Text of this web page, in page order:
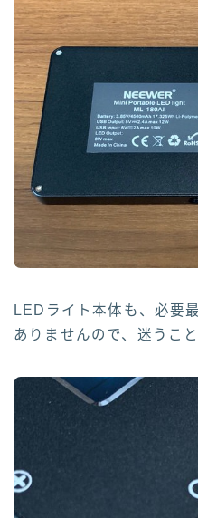
LEDライト本体も、必要
ありませんので、迷うこ